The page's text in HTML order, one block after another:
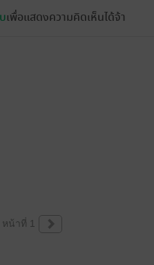
เพื่อแสดงความคิดเห็นได้จ้า
หน้าที่ 1